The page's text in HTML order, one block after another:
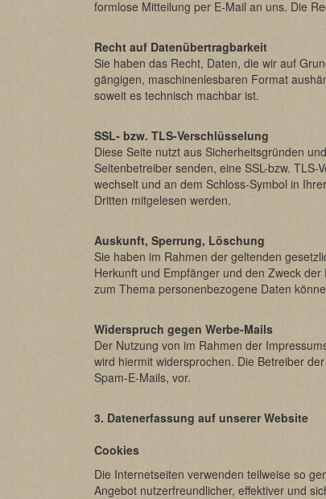
formlose Mitteilung per E-Mail an uns. Die
Recht auf Datenübertragbarkeit
Sie haben das Recht, Daten, die wir auf
gängigen, maschinenlesbaren Format
soweit es technisch machbar ist.
SSL- bzw. TLS-Verschlüsselung
Diese Seite nutzt aus Sicherheitsgründen
Seitenbetreiber senden, eine SSL-bzw.
wechselt und an dem Schloss-Symbol in
Dritten mitgelesen werden.
Auskunft, Sperrung, Löschung
Sie haben im Rahmen der geltenden
Herkunft und Empfänger und den Zweck
zum Thema personenbezogene Daten
Widerspruch gegen Werbe-Mails
Der Nutzung von im Rahmen der
wird hiermit widersprochen. Die Betreiber
Spam-E-Mails, vor.
3. Datenerfassung auf unserer Website
Cookies
Die Internetseiten verwenden teilweise so
Angebot nutzerfreundlicher, effektiver und